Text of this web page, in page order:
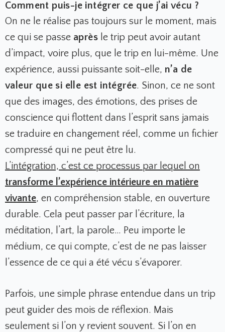
Comment puis-je intégrer ce que j’ai vécu ?
On ne le réalise pas toujours sur le moment, mais
ce qui se passe après le trip peut avoir autant
d’impact, voire plus, que le trip en lui-même. Une
expérience, aussi puissante soit-elle, n’a de
valeur que si elle est intégrée. Sinon, ce ne sont
que des images, des émotions, des prises de
conscience qui flottent dans l’esprit sans jamais
se traduire en changement réel, comme un fichier
compressé qui ne peut être lu.
L’intégration, c’est ce processus par lequel on
transforme l’expérience intérieure en matière
vivante, en compréhension stable, en ouverture
durable. Cela peut passer par l’écriture, la
méditation, l’art, la parole… Peu importe le
médium, ce qui compte, c’est de ne pas laisser
l’essence de ce qui a été vécu s’évaporer.
Parfois, une simple phrase entendue dans un trip
peut guider des mois de réflexion. Mais
seulement si l’on y revient souvent. Si l’on en